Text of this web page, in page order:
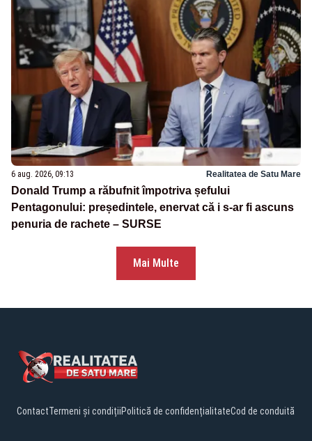
6 aug. 2026, 09:13 Realitatea de Satu Mare
Donald Trump a răbufnit împotriva șefului
Pentagonului: președintele, enervat că i s-ar fi ascuns
penuria de rachete – SURSE
Mai Multe
ContactTermeni și condițiiPolitică de confidențialitateCod de conduită